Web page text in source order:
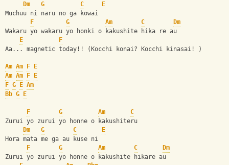
Dm
G C
E
Muchuu ni naru no ga kowai
F
G Am C
Dm
Wakaru yo wakaru yo honki o kakushite hika re au
E
F
Aa... magnetic today!! (Kocchi konai? Kocchi kinasai! )
Am Am F
E
Am Am F
E
F G E Am
Bb G E
F G Am
C
Zurui yo zurui yo honne o kakushiteru
Dm
G C
E
Hora mata me ga au kuse ni
F
G Am C
Dm
Zurui yo zurui yo honne o kakushite hikare au